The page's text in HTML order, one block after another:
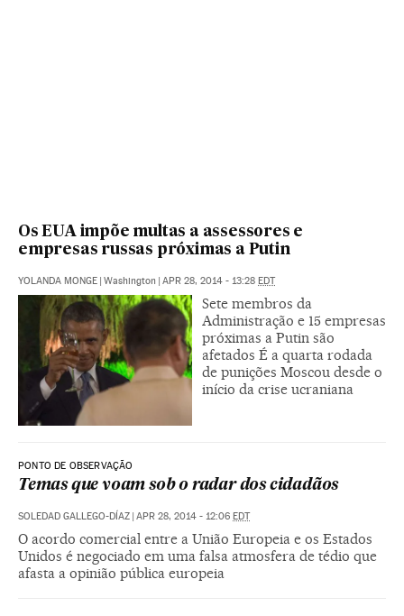
Os EUA impõe multas a assessores e
empresas russas próximas a Putin
YOLANDA MONGE | Washington | APR 28, 2014 - 13:28 EDT
Sete membros da
Administração e 15 empresas
próximas a Putin são
afetados É a quarta rodada
de punições Moscou desde o
início da crise ucraniana
PONTO DE OBSERVAÇÃO
Temas que voam sob o radar dos cidadãos
SOLEDAD GALLEGO-DÍAZ | APR 28, 2014 - 12:06 EDT
O acordo comercial entre a União Europeia e os Estados
Unidos é negociado em uma falsa atmosfera de tédio que
afasta a opinião pública europeia